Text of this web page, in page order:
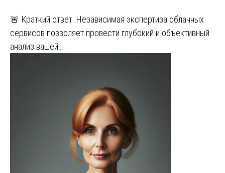
🚨 Краткий ответ. Независимая экспертиза облачных
сервисов позволяет провести глубокий и объективный
анализ вашей…